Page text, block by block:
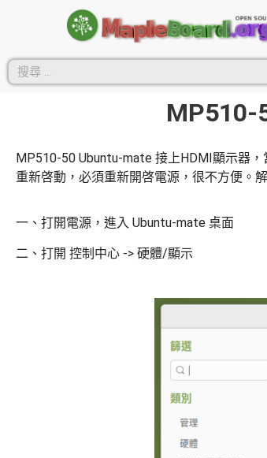
MP510-
MP510-50 Ubuntu-mate 接上HDMI顯示器
重新啓動，必須重新開啓電源，很不方便。
一、打開電源，進入 Ubuntu-mate 桌面
二、打開 控制中心 -> 硬體/顯示